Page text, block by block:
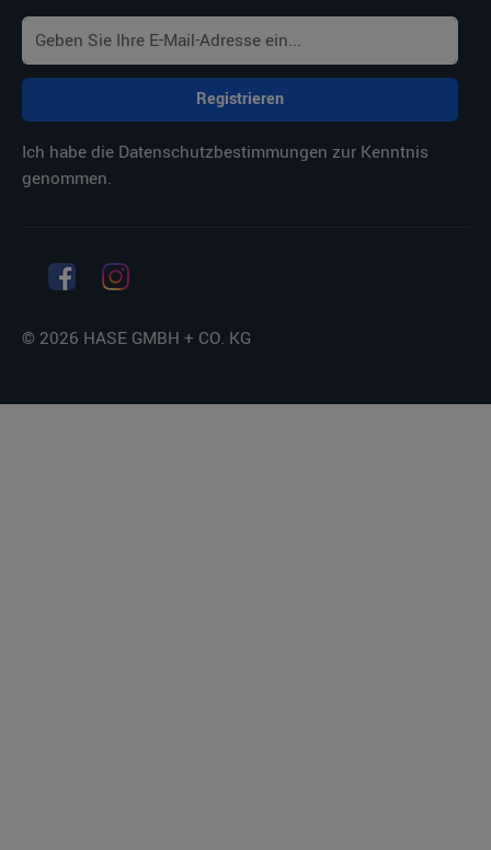
Registrieren
Ich habe die Datenschutzbestimmungen zur Kenntnis
genommen.
© 2026 HASE GMBH + CO. KG